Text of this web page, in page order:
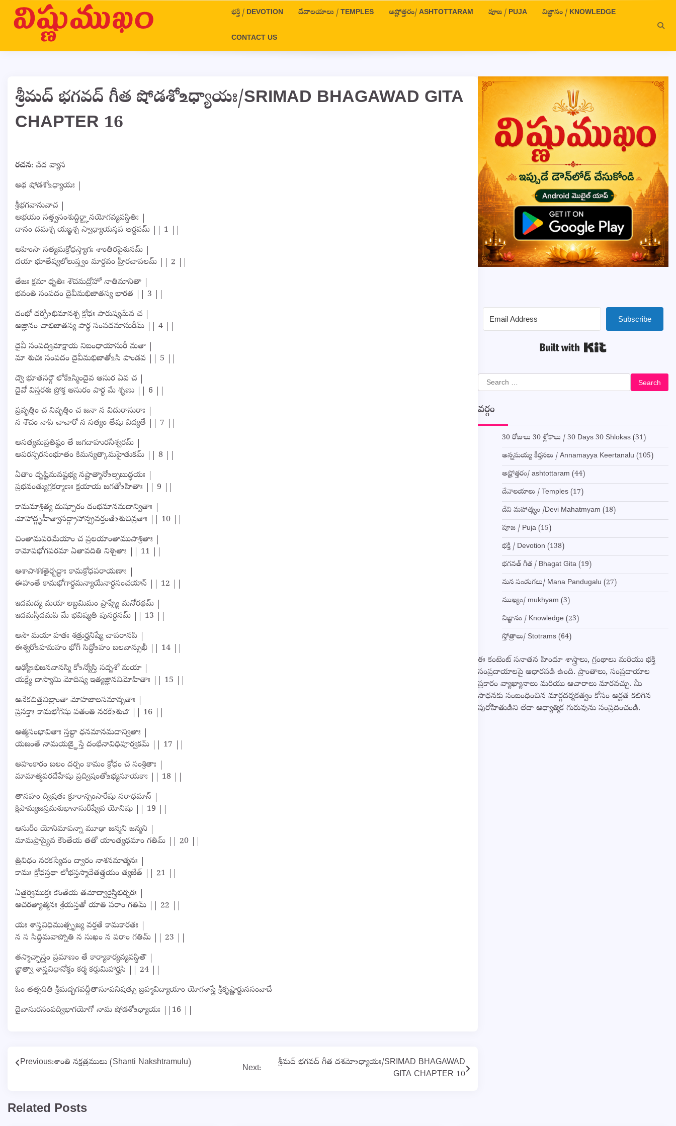
content
భక్తి / DEVOTION దేవాలయాలు / TEMPLES అష్టోత్తరం/ ASHTOTTARAM పూజ / PUJA విజ్ఞానం / KNOWLEDGE
CONTACT US
శ్రీమద్ భగవద్ గీత షోడశో ‌உధ్యాయః/SRIMAD BHAGAWAD GITA
CHAPTER 16
రచన: వేద వ్యాస
అథ షోడశో‌உధ్యాయః |
శ్రీభగవానువాచ |
అభయం సత్త్వసంశుద్ధిర్ఙ్ఞానయోగవ్యవస్థితిః |
దానం దమశ్చ యఙ్ఞశ్చ స్వాధ్యాయస్తప ఆర్జవమ్ || 1 ||
అహింసా సత్యమక్రోధస్త్యాగః శాంతిరపైశునమ్ |
దయా భూతేష్వలోలుప్త్వం మార్దవం హ్రీరచాపలమ్ || 2 ||
తేజః క్షమా ధృతిః శౌచమద్రోహో నాతిమానితా |
భవంతి సంపదం దైవీమభిజాతస్య భారత || 3 ||
దంభో దర్పో‌உభిమానశ్చ క్రోధః పారుష్యమేవ చ |
అఙ్ఞానం చాభిజాతస్య పార్థ సంపదమాసురీమ్ || 4 ||
దైవీ సంపద్విమోక్షాయ నిబంధాయాసురీ మతా |
మా శుచః సంపదం దైవీమభిజాతో‌உసి పాండవ || 5 ||
ద్వౌ భూతసర్గౌ లోకే‌உస్మిందైవ ఆసుర ఏవ చ |
దైవో విస్తరశః ప్రోక్త ఆసురం పార్థ మే శృణు || 6 ||
ప్రవృత్తిం చ నివృత్తిం చ జనా న విదురాసురాః |
న శౌచం నాపి చాచారో న సత్యం తేషు విద్యతే || 7 ||
అసత్యమప్రతిష్ఠం తే జగదాహురనీశ్వరమ్ |
అపరస్పరసంభూతం కిమన్యత్కామహైతుకమ్ || 8 ||
ఏతాం దృష్టిమవష్టభ్య నష్టాత్మానో‌உల్పబుద్ధయః |
ప్రభవంత్యుగ్రకర్మాణః క్షయాయ జగతో‌உహితాః || 9 ||
కామమాశ్రిత్య దుష్పూరం దంభమానమదాన్వితాః |
మోహాద్గృహీత్వాసద్గ్రాహాన్ప్రవర్తంతే‌உశుచివ్రతాః || 10 ||
చింతామపరిమేయాం చ ప్రలయాంతాముపాశ్రితాః |
కామోపభోగపరమా ఏతావదితి నిశ్చితాః || 11 ||
ఆశాపాశశతైర్బద్ధాః కామక్రోధపరాయణాః |
ఈహంతే కామభోగార్థమన్యాయేనార్థసంచయాన్ || 12 ||
ఇదమద్య మయా లబ్ధమిమం ప్రాప్స్యే మనోరథమ్ |
ఇదమస్తీదమపి మే భవిష్యతి పునర్ధనమ్ || 13 ||
అసౌ మయా హతః శత్రుర్హనిష్యే చాపరానపి |
ఈశ్వరో‌உహమహం భోగీ సిద్ధో‌உహం బలవాన్సుఖీ || 14 ||
ఆఢ్యో‌உభిజనవానస్మి కో‌உన్యోస్తి సదృశో మయా |
యక్ష్యే దాస్యామి మోదిష్య ఇత్యఙ్ఞానవిమోహితాః || 15 ||
అనేకచిత్తవిభ్రాంతా మోహజాలసమావృతాః |
ప్రసక్తాః కామభోగేషు పతంతి నరకే‌உశుచౌ || 16 ||
ఆత్మసంభావితాః స్తబ్ధా ధనమానమదాన్వితాః |
యజంతే నామయఙ్ఞైస్తే దంభేనావిధిపూర్వకమ్ || 17 ||
అహంకారం బలం దర్పం కామం క్రోధం చ సంశ్రితాః |
మామాత్మపరదేహేషు ప్రద్విషంతో‌உభ్యసూయకాః || 18 ||
తానహం ద్విషతః క్రూరాన్సంసారేషు నరాధమాన్ |
క్షిపామ్యజస్రమశుభానాసురీష్వేవ యోనిషు || 19 ||
ఆసురీం యోనిమాపన్నా మూఢా జన్మని జన్మని |
మామప్రాప్యైవ కౌంతేయ తతో యాంత్యధమాం గతిమ్ || 20 ||
త్రివిధం నరకస్యేదం ద్వారం నాశనమాత్మనః |
కామః క్రోధస్తథా లోభస్తస్మాదేతత్త్రయం త్యజేత్ || 21 ||
ఏతైర్విముక్తః కౌంతేయ తమోద్వారైస్త్రిభిర్నరః |
ఆచరత్యాత్మనః శ్రేయస్తతో యాతి పరాం గతిమ్ || 22 ||
యః శాస్త్రవిధిముత్సృజ్య వర్తతే కామకారతః |
న స సిద్ధిమవాప్నోతి న సుఖం న పరాం గతిమ్ || 23 ||
తస్మాచ్ఛాస్త్రం ప్రమాణం తే కార్యాకార్యవ్యవస్థితౌ |
ఙ్ఞాత్వా శాస్త్రవిధానోక్తం కర్మ కర్తుమిహార్హసి || 24 ||
ఓం తత్సదితి శ్రీమద్భగవద్గీతాసూపనిషత్సు బ్రహ్మవిద్యాయాం యోగశాస్త్రే శ్రీకృష్ణార్జునసంవాదే
దైవాసురసంపద్విభాగయోగో నామ షోడశో‌உధ్యాయః ||16 ||
Post
Previous:శాంతి నక్షత్రములు (Shanti Nakshtramulu)
Next:
శ్రీమద్ భగవద్ గీత దశమో ‌உధ్యాయః/SRIMAD BHAGAWAD
GITA CHAPTER 10
Subscribe
Search
for:
వర్గం
30 రోజులు 30 శ్లోకాలు / 30 Days 30 Shlokas(31)
అన్నమయ్య కీర్తనలు / Annamayya Keertanalu (105)
అష్టోత్తరం/ ashtottaram (44)
దేవాలయాలు / Temples(17)
దేవి మహాత్మ్యం /Devi Mahatmyam (18)
పూజ / Puja(15)
భక్తి / Devotion (138)
భగవత్ గీత / Bhagat Gita(19)
మన పండుగలు/ Mana Pandugalu (27)
ముఖ్యం/ mukhyam (3)
విజ్ఞానం / Knowledge (23)
స్తోత్రాలు/ Stotrams(64)
ఈ కంటెంట్ సనాతన హిందూ శాస్త్రాలు, గ్రంథాలు మరియు భక్తి
సంప్రదాయాలపై ఆధారపడి ఉంది. ప్రాంతాలు, సంప్రదాయాల
ప్రకారం వ్యాఖ్యానాలు మరియు ఆచారాలు మారవచ్చు. మీ
సాధనకు సంబంధించిన మార్గదర్శకత్వం కోసం అర్హత కలిగిన
పురోహితుడిని లేదా ఆధ్యాత్మిక గురువును సంప్రదించండి.
Related Posts